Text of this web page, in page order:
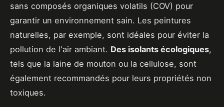
sans composés organiques volatils (COV) pour
garantir un environnement sain. Les peintures
naturelles, par exemple, sont idéales pour éviter la
pollution de l'air ambiant. Des isolants écologiques,
tels que la laine de mouton ou la cellulose, sont
également recommandés pour leurs propriétés non
toxiques.